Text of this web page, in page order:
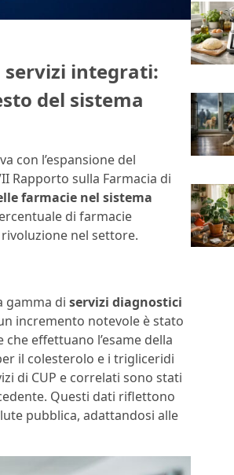
integrati:
del sistema
con l’espansione del
Rapporto sulla Farmacia di
farmacie nel sistema
di farmacie
nel settore.
gamma di servizi diagnostici
incremento notevole è stato
effettuano l’esame della
il colesterolo e i trigliceridi
di CUP e correlati sono stati
Questi dati riflettono
pubblica, adattandosi alle